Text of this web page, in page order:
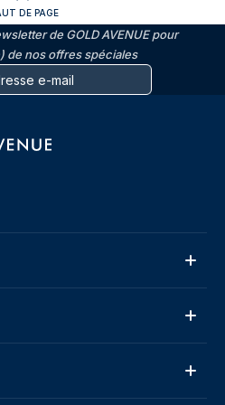
DE PAGE
de GOLD AVENUE pour
de nos offres spéciales